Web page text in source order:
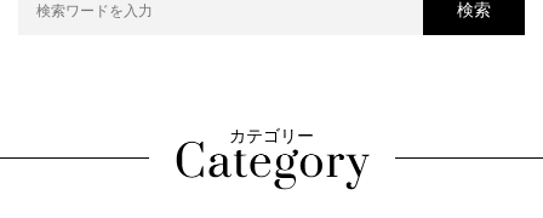
検索
カテゴリー